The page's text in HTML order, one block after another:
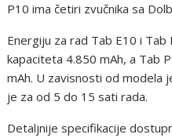
P10 ima četiri zvučnika sa
Energiju za rad Tab E10 i
kapaciteta 4.850 mAh, a Tab
mAh. U zavisnosti od modela
je za od 5 do 15 sati rada.
Detaljnije specifikacije